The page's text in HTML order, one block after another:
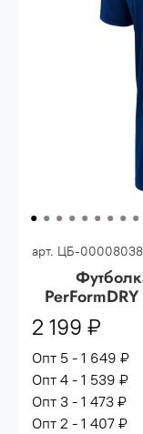
(36%)-
арт. ЦБ-00008038
2 199 ₽
Опт 5 - 1 649 ₽
Опт 4 - 1 539 ₽
Опт 3 - 1 473 ₽
Опт 2 - 1 407 ₽